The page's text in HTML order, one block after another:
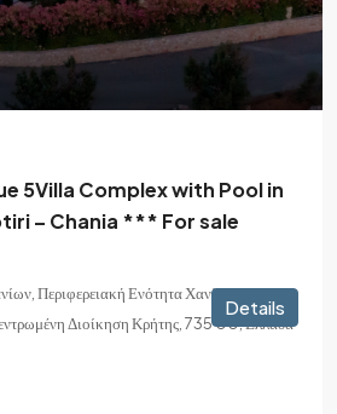
5Villa Complex with Pool in
– Chania *** For sale
Περιφερειακή Ενότητα Χανίων,
Διοίκηση Κρήτης, 735 00, Ελλάδα
Details